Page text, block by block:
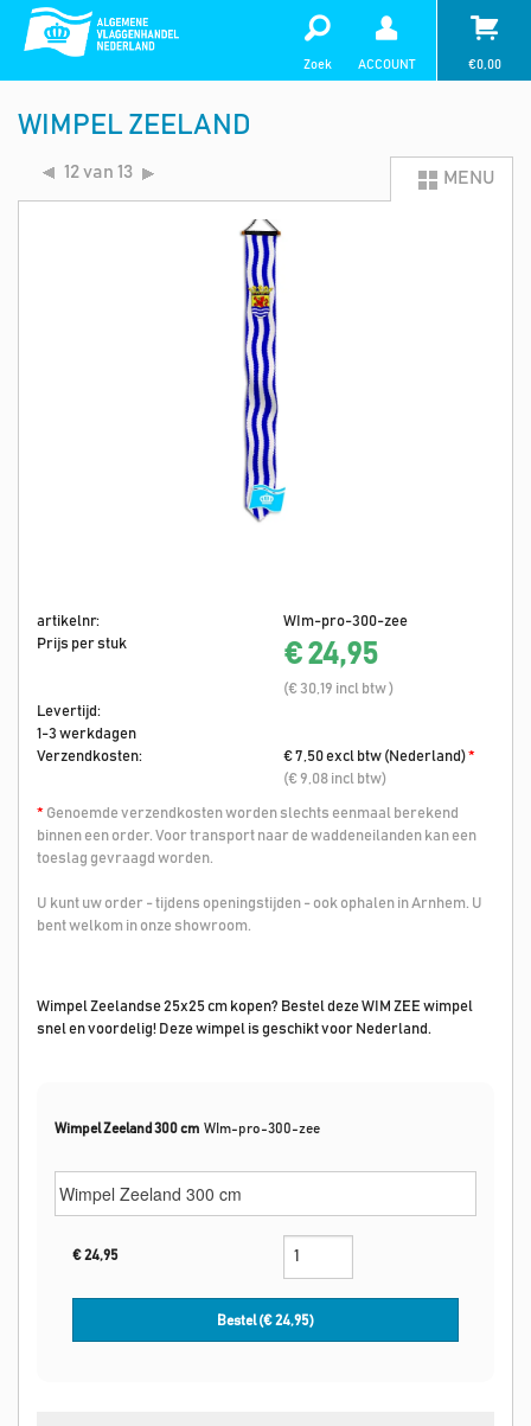
Zoek ACCOUNT €0,00
WIMPEL ZEELAND
12 van 13 MENU
artikelnr:
WIm-pro-300-zee
Prijs per stuk
€ 24,95
(€ 30,19 incl btw )
Levertijd:
1-3 werkdagen
Verzendkosten:
€ 7,50 excl btw (Nederland)*
(€ 9,08 incl btw)
* Genoemde verzendkosten worden slechts eenmaal berekend
binnen een order. Voor transport naar de waddeneilanden kan een
toeslag gevraagd worden.
U kunt uw order - tijdens openingstijden - ook ophalen in Arnhem. U
bent welkom in onze showroom.
Wimpel Zeelandse 25x25 cm kopen? Bestel deze WIM ZEE wimpel
snel en voordelig! Deze wimpel is geschikt voor Nederland.
Wimpel Zeeland 300 cm WIm-pro-300-zee
€24,95
Bestel (€24,95)